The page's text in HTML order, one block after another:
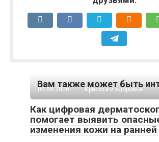
Вам также может быть
04.08.2026 Красота и здоровье
Как цифровая
помогает выявить
изменения кожи на